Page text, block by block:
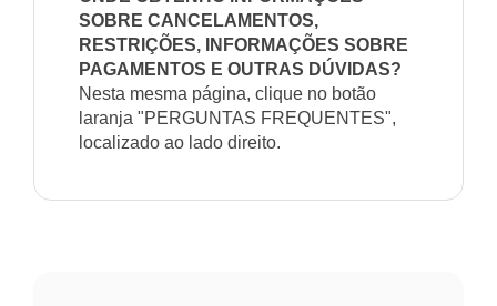
SOBRE CANCELAMENTOS,
RESTRIÇÕES, INFORMAÇÕES SOBRE
PAGAMENTOS E OUTRAS DÚVIDAS?
Nesta mesma página, clique no botão
laranja "PERGUNTAS FREQUENTES",
localizado ao lado direito.